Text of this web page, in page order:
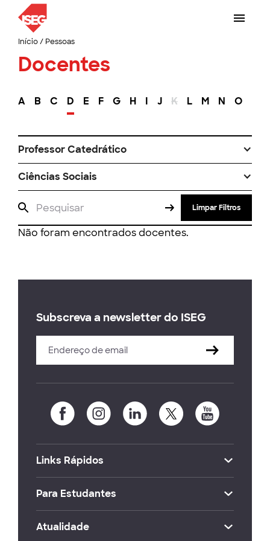
Início/ Pessoas
Docentes
A B C D E F G H I J K L M N O
Professor Catedrático
Ciências Sociais
Limpar Filtros
Não foram encontrados docentes.
Subscreva a newsletter do ISEG
Links Rápidos
Para Estudantes
Atualidade